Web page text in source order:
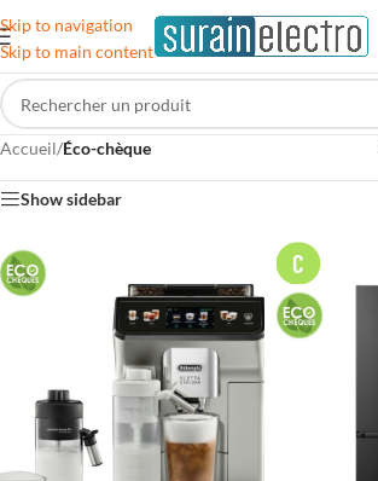
Skip to navigation
Skip to main content
Accueil/Éco-chèque
Show sidebar
C